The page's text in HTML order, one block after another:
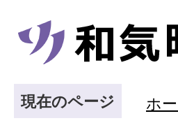
現在のページ ホ